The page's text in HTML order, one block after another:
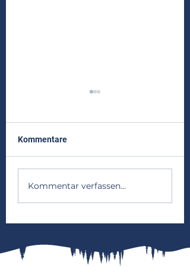
Zeltlager 2026 - Wapfis
im Olymp!
Kommentare
Kommentar verfassen...